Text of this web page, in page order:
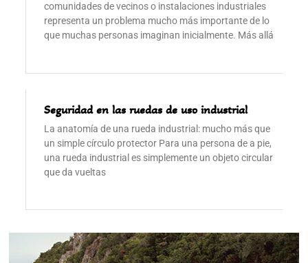
comunidades de vecinos o instalaciones industriales
representa un problema mucho más importante de lo
que muchas personas imaginan inicialmente. Más allá
Seguridad en las ruedas de uso industrial
La anatomía de una rueda industrial: mucho más que
un simple círculo protector Para una persona de a pie,
una rueda industrial es simplemente un objeto circular
que da vueltas